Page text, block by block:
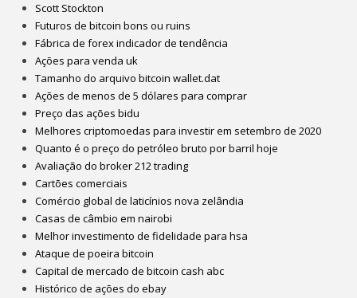
Scott Stockton
Futuros de bitcoin bons ou ruins
Fábrica de forex indicador de tendência
Ações para venda uk
Tamanho do arquivo bitcoin wallet.dat
Ações de menos de 5 dólares para comprar
Preço das ações bidu
Melhores criptomoedas para investir em setembro de 2020
Quanto é o preço do petróleo bruto por barril hoje
Avaliação do broker 212 trading
Cartões comerciais
Comércio global de laticínios nova zelândia
Casas de câmbio em nairobi
Melhor investimento de fidelidade para hsa
Ataque de poeira bitcoin
Capital de mercado de bitcoin cash abc
Histórico de ações do ebay